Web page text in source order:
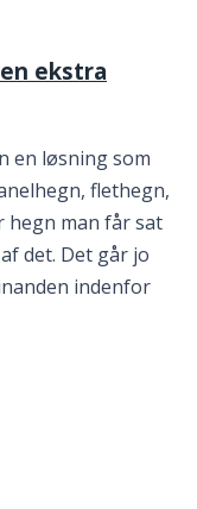
ekstra
en løsning som
flethegn,
hegn man får sat
det. Det går jo
indenfor